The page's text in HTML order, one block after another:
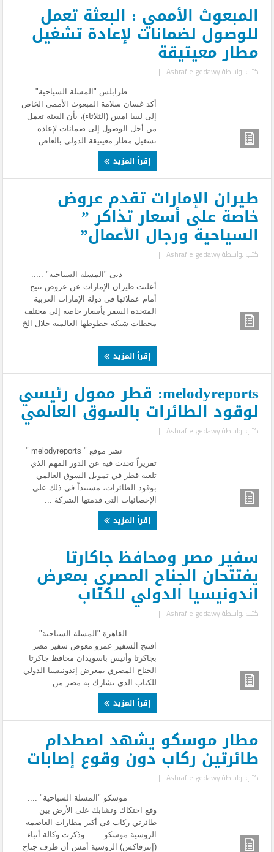
المبعوث الأممي : البعثة تعمل
للوصول لضمانات لإعادة تشغيل
مطار معيتيقة
كتب بواسطةAshraf elgedawy
|
طرابلس "المسلة السياحية" .....
أكد غسان سلامة المبعوث الأممي الخاص
إلى ليبيا امس (الثلاثاء)، بأن البعثة تعمل
من أجل الوصول إلى ضمانات لإعادة
تشغيل مطار معيتيقة الدولي بالعاص ...
إقرأ المزيد
طيران الإمارات تقدم عروض
خاصة على أسعار تذاكر ”
السياحية ورجال الأعمال”
كتب بواسطةAshraf elgedawy
|
دبى "المسلة السياحية" .....
أعلنت طيران الإمارات عن عروض تتيح
أمام عملائها في دولة الإمارات العربية
المتحدة السفر بأسعار خاصة إلى مختلف
محطات شبكة خطوطها العالمية خلال الخ
إقرأ المزيد
melodyreports: قطر ممول رئيسي
لوقود الطائرات بالسوق العالمي
كتب بواسطةAshraf elgedawy
|
نشر موقع " melodyreports "
تقريراً تحدث فيه عن الدور المهم الذي
تلعبه قطر في تمويل السوق العالمي
بوقود الطائرات، مستنداً في ذلك على
الإحصائيات التي قدمتها الشركة ...
إقرأ المزيد
سفير مصر ومحافظ جاكارتا
يفتتحان الجناح المصري بمعرض
اندونيسيا الدولي للكتاب
كتب بواسطةAshraf elgedawy
|
القاهرة "المسلة السياحية" ....
افتتح السفير عمرو معوض سفير مصر
بجاكرتا وأنيس باسويدان محافظ جاكرتا
الجناح المصري بمعرض إندونيسيا الدولي
للكتاب الذي تشارك به مصر من ...
إقرأ المزيد
مطار موسكو يشهد اصطدام
طائرتين ركاب دون وقوع إصابات
كتب بواسطةAshraf elgedawy
|
موسكو "المسلة السياحية" ....
وقع احتكاك وتشابك على الأرض بين
طائرتي ركاب في أكبر مطارات العاصمة
الروسية موسكو. وذكرت وكالة أنباء
(إنترفاكس) الروسية أمس أن طرف جناح